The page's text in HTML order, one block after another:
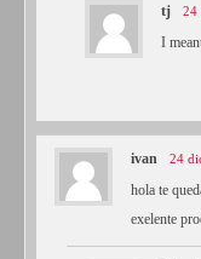
tj 24
I
ivan 24
hola te
exelente